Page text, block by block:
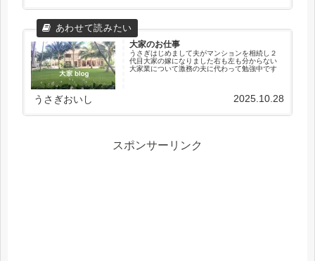
大家のお仕事
うさぎはじめまして夫がマンションを相続し２
代目大家の嫁になりました右も左も分からない
大家業について激務の夫に代わって勉強中です
うさぎおいし 2025.10.28
スポンサーリンク